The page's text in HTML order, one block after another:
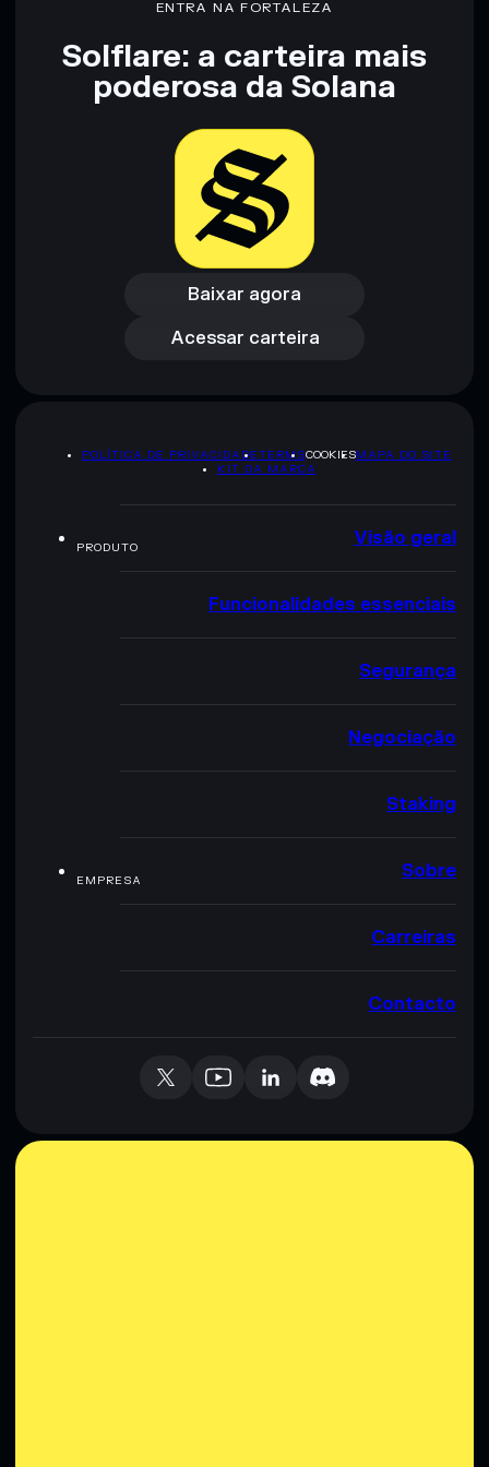
Aviso legal: Esta informação é apenas para fins educativos e
não constitui aconselhamento financeiro. Faz sempre a tua
ENTRA NA FORTALEZA
Solflare: a carteira mais
poderosa da Solana
Baixar agora
Baixar agora
Acessar carteira
Acessar carteira
POLÍTICA DE PRIVACIDADETERMSCOOKIESMAPA DO SITE
KIT DA MARCA
PRODUTO Visão geral
Funcionalidades essenciais
Segurança
Negociação
Staking
EMPRESA Sobre
Carreiras
Contacto